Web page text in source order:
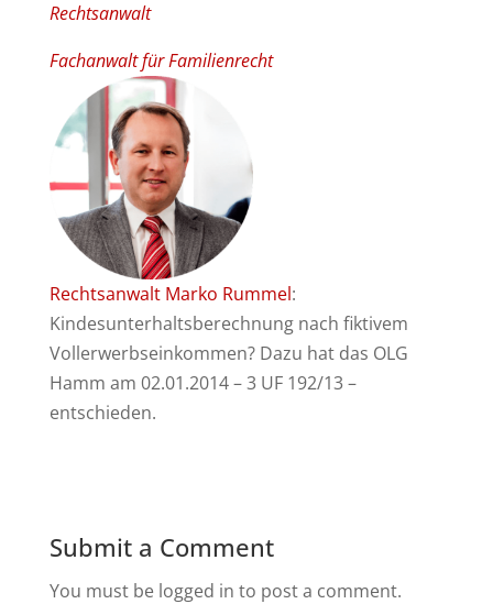
Rechtsanwalt
Fachanwalt für Familienrecht
Rechtsanwalt Marko Rummel:
Kindesunterhaltsberechnung nach fiktivem
Vollerwerbseinkommen? Dazu hat das OLG
Hamm am 02.01.2014 – 3 UF 192/13 –
entschieden.
Submit a Comment
You must be logged in to post a comment.